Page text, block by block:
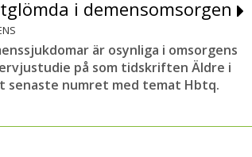
i demensomsorgen
är osynliga i omsorgens
på som tidskriften Äldre i
senaste numret med temat Hbtq.